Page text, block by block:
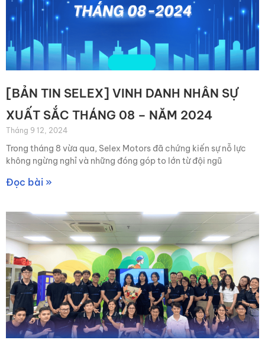
[BẢN TIN SELEX] VINH DANH NHÂN SỰ
XUẤT SẮC THÁNG 08 – NĂM 2024
Tháng 9 12, 2024
Trong tháng 8 vừa qua, Selex Motors đã chứng kiến sự nỗ lực
không ngừng nghỉ và những đóng góp to lớn từ đội ngũ
Đọc bài »